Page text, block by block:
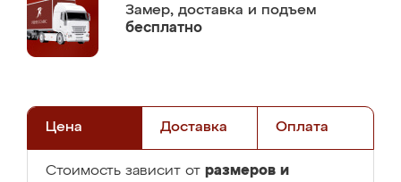
Замер, доставка и подъем
бесплатно
Цена Доставка Оплата
Стоимость зависит от размеров и